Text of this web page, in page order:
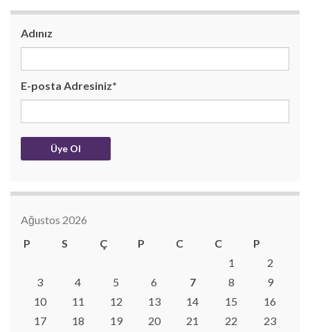
Adınız
E-posta Adresiniz*
Ağustos 2026
P
S Ç P C C
P
1
2
3
4 5 6 7 8
9
10
11 12 13 14 15
16
17
18 19 20 21 22
23